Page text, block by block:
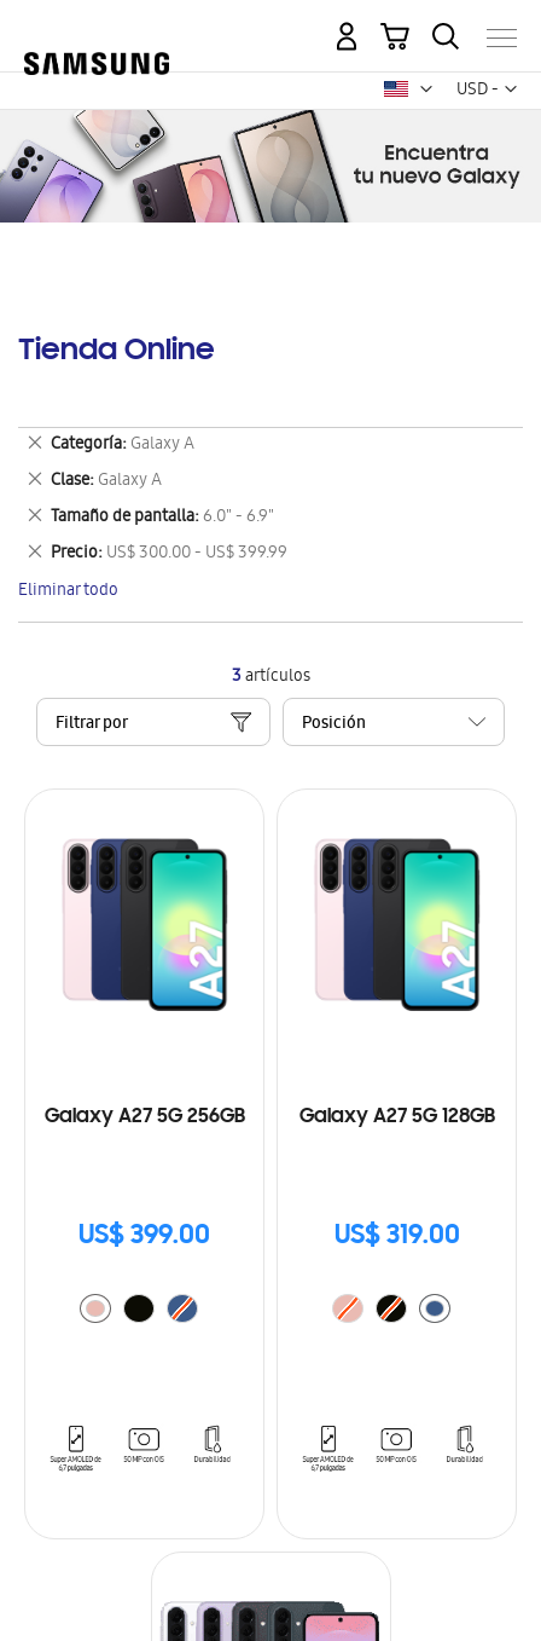
USD -
dólar
Mi carrito
Tienda Online
3artículos
Filtrar por
Galaxy A27 5G 256GB
US$ 399.00
Galaxy A27 5G 128GB
US$ 319.00
Categoría Galaxy A
Eliminar
este
artículo
Clase Galaxy A
Eliminar
este
artículo
Tamaño de pantalla 6.0" - 6.9"
Eliminar
este
artículo
Precio US$ 300.00 - US$ 399.99
Eliminar
este
artículo
Eliminar todo